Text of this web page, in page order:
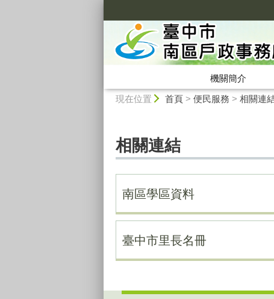
機關簡介
現在位置 首頁> 便民服務 > 相關連
相關連結
南區學區資料
臺中市里長名冊